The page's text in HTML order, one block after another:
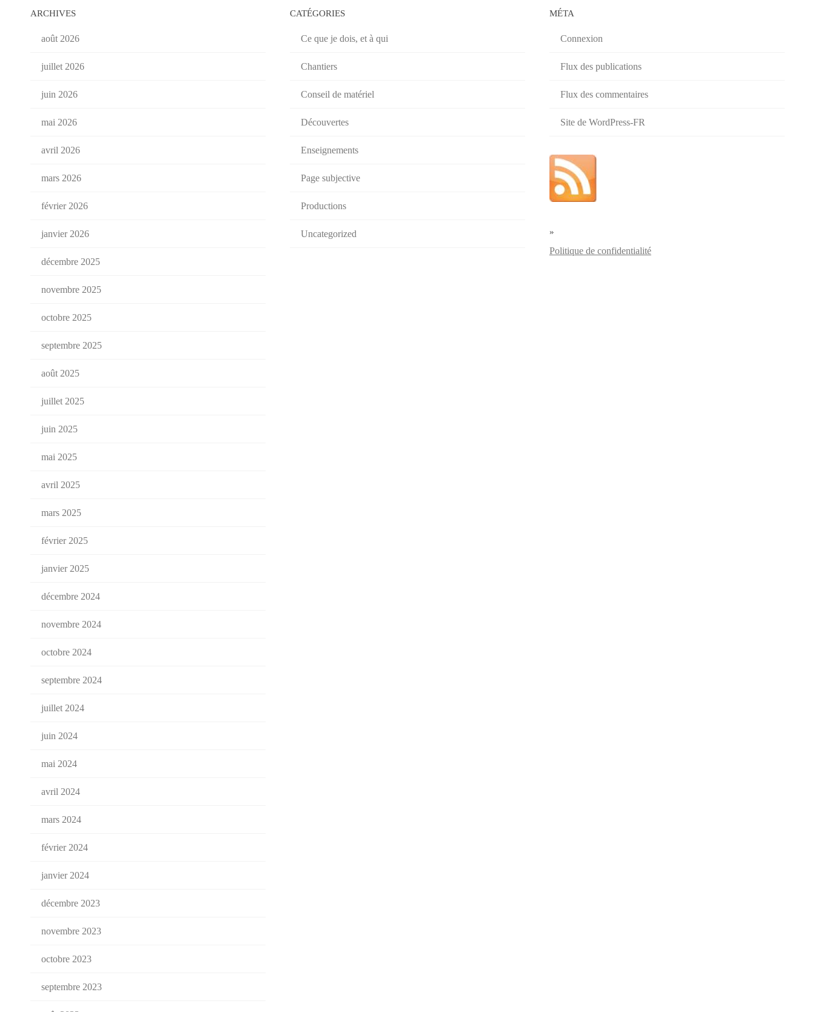
ARCHIVES
août 2026
juillet 2026
juin 2026
mai 2026
avril 2026
mars 2026
février 2026
janvier 2026
décembre 2025
novembre 2025
octobre 2025
septembre 2025
août 2025
juillet 2025
juin 2025
mai 2025
avril 2025
mars 2025
février 2025
janvier 2025
décembre 2024
novembre 2024
octobre 2024
septembre 2024
juillet 2024
juin 2024
mai 2024
avril 2024
mars 2024
février 2024
janvier 2024
décembre 2023
novembre 2023
octobre 2023
septembre 2023
CATÉGORIES
Ce que je dois, et à qui
Chantiers
Conseil de matériel
Découvertes
Enseignements
Page subjective
Productions
Uncategorized
MÉTA
Connexion
Flux des publications
Flux des commentaires
Site de WordPress-FR
»
Politique de confidentialité